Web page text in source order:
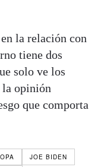
la relación con
tiene dos
solo ve los
la opinión
que comporta
JOE BIDEN